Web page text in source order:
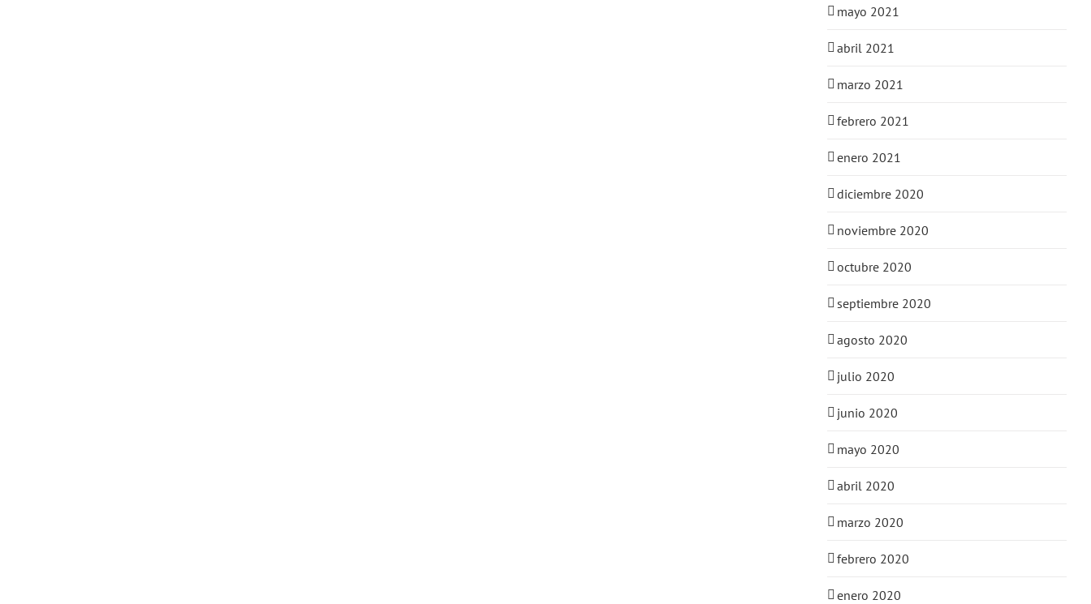
mayo 2021
abril 2021
marzo 2021
febrero 2021
enero 2021
diciembre 2020
noviembre 2020
octubre 2020
septiembre 2020
agosto 2020
julio 2020
junio 2020
mayo 2020
abril 2020
marzo 2020
febrero 2020
enero 2020